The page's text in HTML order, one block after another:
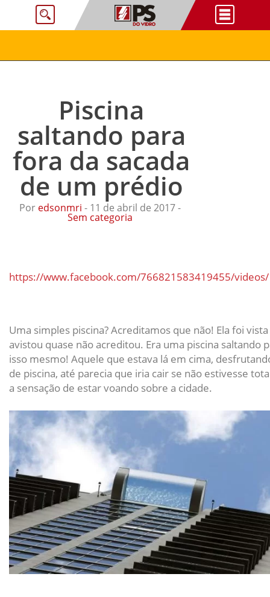
Piscina
saltando para
fora da sacada
de um prédio
Por edsonmri - 11 de abril de 2017 -
Sem categoria
https://www.facebook.com/766821583419455/
Uma simples piscina? Acreditamos que não! Ela foi
avistou quase não acreditou. Era uma piscina saltando
isso mesmo! Aquele que estava lá em cima,
de piscina, até parecia que iria cair se não estivesse
a sensação de estar voando sobre a cidade.